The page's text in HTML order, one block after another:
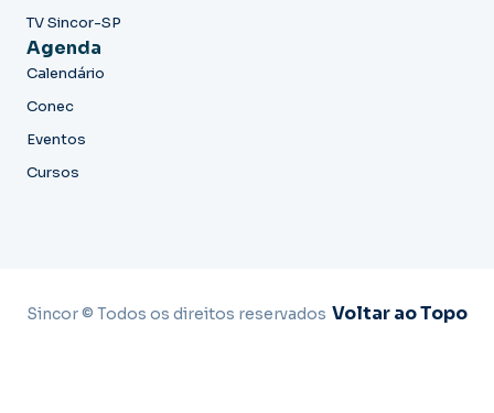
TV Sincor-SP
Agenda
Calendário
Conec
Eventos
Cursos
Sincor © Todos os direitos reservados Voltar ao Topo